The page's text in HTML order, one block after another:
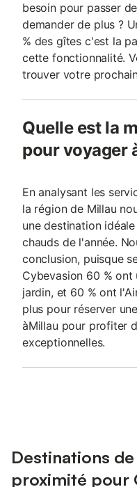
besoin pour passer
demander de plus ?
% des gîtes c'est la
cette fonctionnalité.
trouver votre
Quelle est la
pour voyager
En analysant les
la région de Millau
une destination
chauds de l'année.
conclusion, puisque
Cybevasion 60 % ont
jardin, et 60 % ont
plus pour réserver
àMillau pour profiter
exceptionnelles.
Destinations
proximité pour